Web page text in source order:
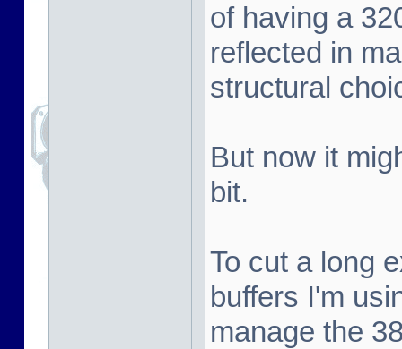
of having a
reflected in
structural
But now it
bit.
To cut a long
buffers I'm
manage the